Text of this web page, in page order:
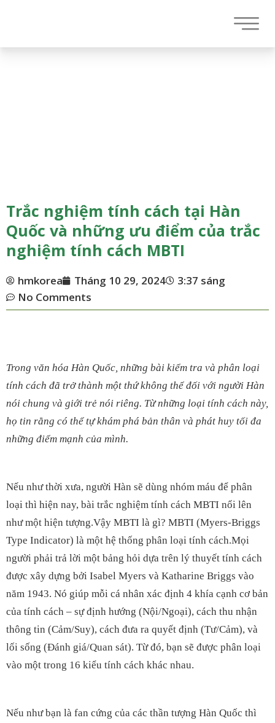
Trắc nghiệm tính cách tại Hàn
Quốc và những ưu điểm của trắc
nghiệm tính cách MBTI
hmkorea Tháng 10 29, 2024
3:37 sáng
No Comments
Trong văn hóa Hàn Quốc, những bài kiểm tra và phân loại
tính cách đã trở thành một thứ không thể đối với người Hàn
nói chung và giới trẻ nói riêng. Từ những loại tính cách này,
họ tin rằng có thể tự khám phá bản thân và phát huy tối đa
những điểm mạnh của mình.
Nếu như thời xưa, người Hàn sẽ dùng nhóm máu để phân
loại thì hiện nay, bài trắc nghiệm tính cách MBTI nổi lên
như một hiện tượng.Vậy MBTI là gì? MBTI (Myers-Briggs
Type Indicator) là một hệ thống phân loại tính cách.Mọi
người phải trả lời một bảng hỏi dựa trên lý thuyết tính cách
được xây dựng bởi Isabel Myers và Katharine Briggs vào
năm 1943. Nó giúp mỗi cá nhân xác định 4 khía cạnh cơ bản
của tính cách – sự định hướng (Nội/Ngoại), cách thu nhận
thông tin (Cảm/Suy), cách đưa ra quyết định (Tư/Cảm), và
lối sống (Đánh giá/Quan sát). Từ đó, bạn sẽ được phân loại
vào một trong 16 kiểu tính cách khác nhau.
Nếu như bạn là fan cứng của các thần tượng Hàn Quốc thì